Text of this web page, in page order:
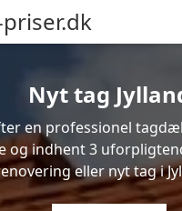
Nyt tag
en professionel
og indhent 3
eller nyt tag i